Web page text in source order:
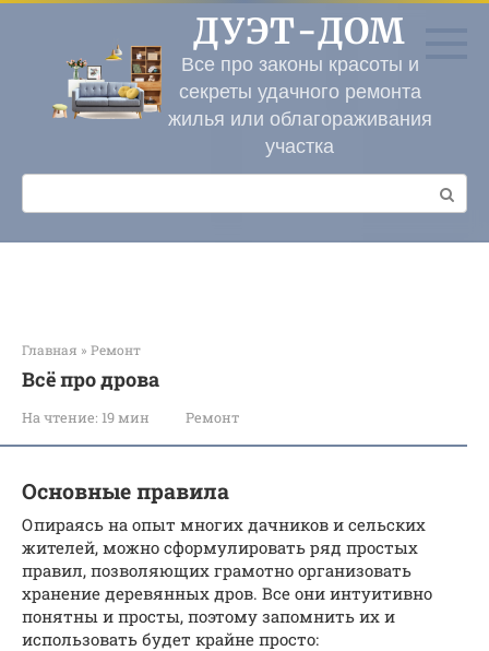
Перейти
контенту
ДУЭТ-ДОМ
Все про законы красоты и
секреты удачного ремонта
жилья или облагораживания
участка
Поиск:
Главная » Ремонт
Всё про дрова
На чтение: 19 мин Ремонт
Основные правила
Опираясь на опыт многих дачников и сельских
жителей, можно сформулировать ряд простых
правил, позволяющих грамотно организовать
хранение деревянных дров. Все они интуитивно
понятны и просты, поэтому запомнить их и
использовать будет крайне просто: